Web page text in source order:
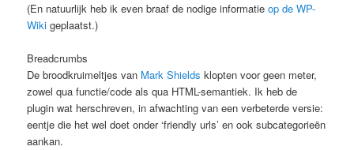
(En natuurlijk heb ik even braaf de nodige informatieop de WP-
Wiki geplaatst.)
Breadcrumbs
De broodkruimeltjes van Mark Shields klopten voor geen meter,
zowel qua functie/code als qua HTML-semantiek. Ik heb de
plugin wat herschreven, in afwachting van een verbeterde versie:
eentje die het wel doet onder ‘friendly urls’ en ook subcategorieën
aankan.